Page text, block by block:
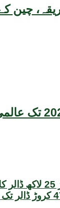
طریقہ،
ملکی زرمبادلہ ذخائر میں 3 کروڑ 25 لاکھ
اضافہ، مجموعی حجم 22 ارب 47